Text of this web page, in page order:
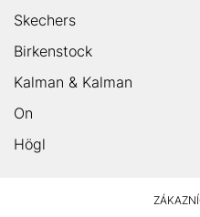
Skechers
Birkenstock
Kalman & Kalman
On
Högl